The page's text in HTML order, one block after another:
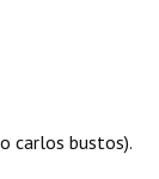
carlos bustos).